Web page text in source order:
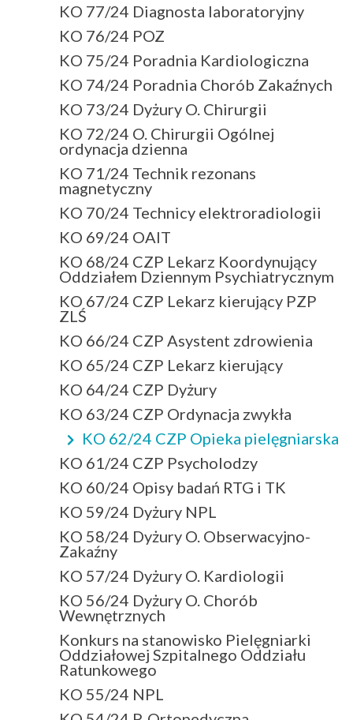
KO 77/24 Diagnosta laboratoryjny
KO 76/24 POZ
KO 75/24 Poradnia Kardiologiczna
KO 74/24 Poradnia Chorób Zakaźnych
KO 73/24 Dyżury O. Chirurgii
KO 72/24 O. Chirurgii Ogólnej
ordynacja dzienna
KO 71/24 Technik rezonans
magnetyczny
KO 70/24 Technicy elektroradiologii
KO 69/24 OAIT
KO 68/24 CZP Lekarz Koordynujący
Oddziałem Dziennym Psychiatrycznym
KO 67/24 CZP Lekarz kierujący PZP
ZLŚ
KO 66/24 CZP Asystent zdrowienia
KO 65/24 CZP Lekarz kierujący
KO 64/24 CZP Dyżury
KO 63/24 CZP Ordynacja zwykła
KO 62/24 CZP Opieka pielęgniarska
KO 61/24 CZP Psycholodzy
KO 60/24 Opisy badań RTG i TK
KO 59/24 Dyżury NPL
KO 58/24 Dyżury O. Obserwacyjno-
Zakaźny
KO 57/24 Dyżury O. Kardiologii
KO 56/24 Dyżury O. Chorób
Wewnętrznych
Konkurs na stanowisko Pielęgniarki
Oddziałowej Szpitalnego Oddziału
Ratunkowego
KO 55/24 NPL